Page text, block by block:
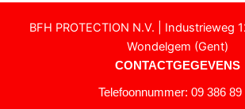
BFH PROTECTION N.V. | Industrieweg
Wondelgem (Gent)
CONTACTGEGEVENS
Telefoonnummer: 09 386 89